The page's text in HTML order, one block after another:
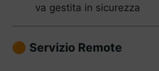
va gestita in sicurezza
🟠 Servizio Remote